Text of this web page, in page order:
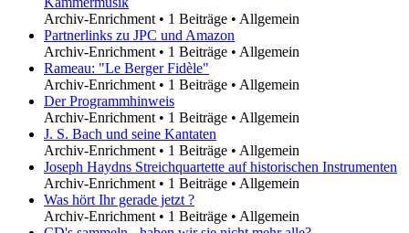
Archiv-Enrichment • 1 Beiträge • Allgemein
Partnerlinks zu JPC und Amazon
Archiv-Enrichment • 1 Beiträge • Allgemein
Rameau: "Le Berger Fidèle"
Archiv-Enrichment • 1 Beiträge • Allgemein
Der Programmhinweis
Archiv-Enrichment • 1 Beiträge • Allgemein
J. S. Bach und seine Kantaten
Archiv-Enrichment • 1 Beiträge • Allgemein
Joseph Haydns Streichquartette auf historischen Instrumenten
Archiv-Enrichment • 1 Beiträge • Allgemein
Was hört Ihr gerade jetzt ?
Archiv-Enrichment • 1 Beiträge • Allgemein